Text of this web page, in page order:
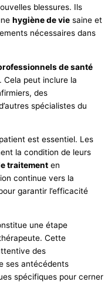
blessures. Ils
hygiène de vie saine et
nécessaires dans
de santé
. Cela peut inclure la
des
spécialistes du
est essentiel. Les
la condition de leurs
traitement en
continue vers la
garantir l’efficacité
une étape
Cette
des
ses antécédents
spécifiques pour cerner